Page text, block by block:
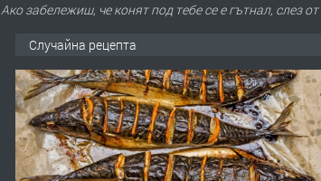
Ако забележиш, че конят под тебе се е гътнал, слез
Случайна рецепта